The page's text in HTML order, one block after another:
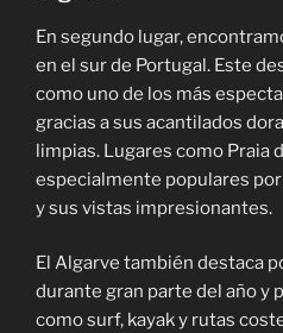
En segundo lugar,
en el sur de Portugal. Este
como uno de los más
gracias a sus acantilados
limpias. Lugares como Praia
especialmente populares
y sus vistas impresionantes.
El Algarve también destaca
durante gran parte del año y
como surf, kayak y rutas